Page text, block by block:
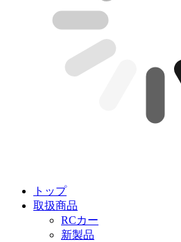
トップ
取扱商品
RCカー
新製品